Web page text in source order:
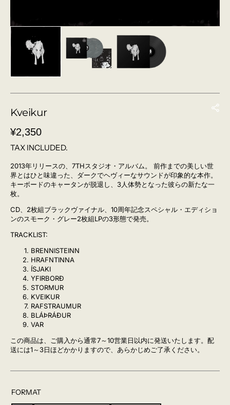
Kveikur
REGULAR
PRICE
¥2,350
TAX INCLUDED.
2013年リリースの、7THスタジオ・アルバム。 前作までの美しい世
界とはひと味違った、ダークでヘヴィーなサウンドが印象的な本作。
キーボードのキャータンが脱退し、3人体勢となった彼らの新たな一
枚。
CD、2枚組ブラックヴァイナル、10周年記念スペシャル・エディショ
ンのスモーク・グレー2枚組LPの3形態で発売。
TRACKLIST:
BRENNISTEINN
HRAFNTINNA
ÍSJAKI
YFIRBORÐ
STORMUR
KVEIKUR
RAFSTRAUMUR
BLÁÞRÁÐUR
VAR
この商品は、ご購入から通常7～10営業日以内に発送いたします。配
送には1～3日ほどかかりますので、あらかじめご了承ください。
FORMAT